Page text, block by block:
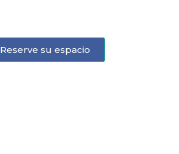
Reserve su espacio